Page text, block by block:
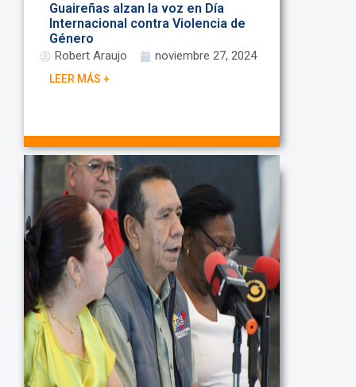
Guaireñas alzan la voz en Día
Internacional contra Violencia de
Género
Robert Araujo noviembre 27, 2024
LEER MÁS +